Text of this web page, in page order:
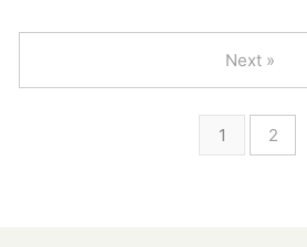
1 2
Next »